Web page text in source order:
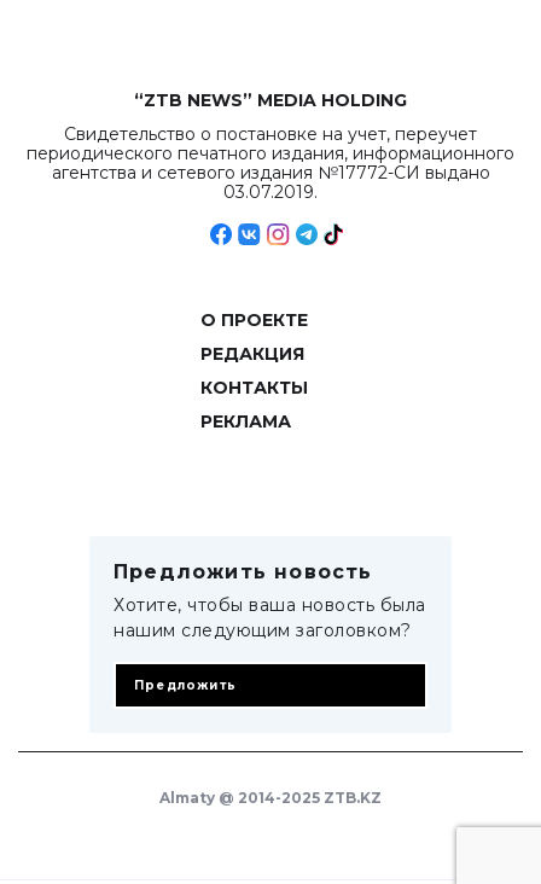
“ZTB NEWS” MEDIA HOLDING
Свидетельство о постановке на учет, переучет
периодического печатного издания, информационного
агентства и сетевого издания №17772-СИ выдано
03.07.2019.
О ПРОЕКТЕ
РЕДАКЦИЯ
КОНТАКТЫ
РЕКЛАМА
Предложить новость
Хотите, чтобы ваша новость была
нашим следующим заголовком?
Предложить
Almaty @ 2014-2025 ZTB.KZ